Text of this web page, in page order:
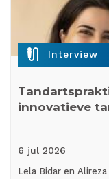
mic_external_on Interview
innovatieve
6 jul 2026
Lela Bidar en